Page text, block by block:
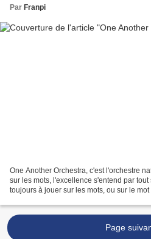
Par Franpi
One Another Orchestra, c'est l'orchestre
sur les mots, l'excellence s'entend par
toujours à jouer sur les mots, ou sur le
Page